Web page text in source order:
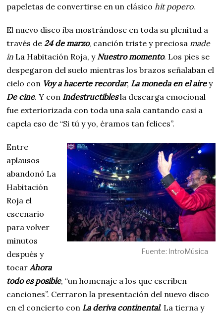
papeletas de convertirse en un clásico hit popero.
El nuevo disco iba mostrándose en toda su plenitud a
través de 24 de marzo, canción triste y preciosa made
in La Habitación Roja, y Nuestro momento. Los pies se
despegaron del suelo mientras los brazos señalaban el
cielo con Voy a hacerte recordar, La moneda en el airey
De cine. Y con Indestructiblesla descarga emocional
fue exteriorizada con toda una sala cantando casi a
capela eso de “Si tú y yo, éramos tan felices”.
Fuente: IntroMúsica
Entre
aplausos
abandonó La
Habitación
Roja el
escenario
para volver
minutos
después y
tocarAhora
todo es posible, “un homenaje a los que escriben
canciones”. Cerraron la presentación del nuevo disco
en el concierto con La deriva continental. La tierna y